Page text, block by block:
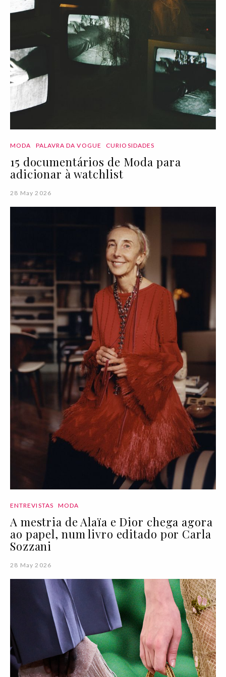
MODA PALAVRA DA VOGUE CURIOSIDADES
15 documentários de Moda para
adicionar à watchlist
28 May 2026
ENTREVISTAS MODA
A mestria de Alaïa e Dior chega agora
ao papel, num livro editado por Carla
Sozzani
28 May 2026